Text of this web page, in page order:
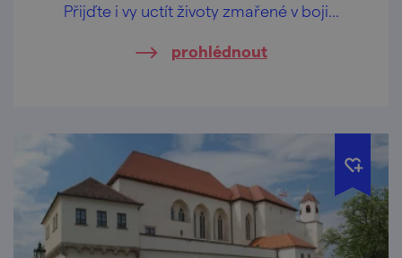
Přijďte i vy uctít životy zmařené v boji...
prohlédnout